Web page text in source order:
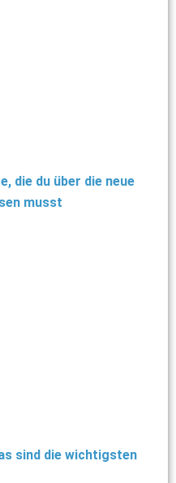
die du über die neue
musst
sind die wichtigsten